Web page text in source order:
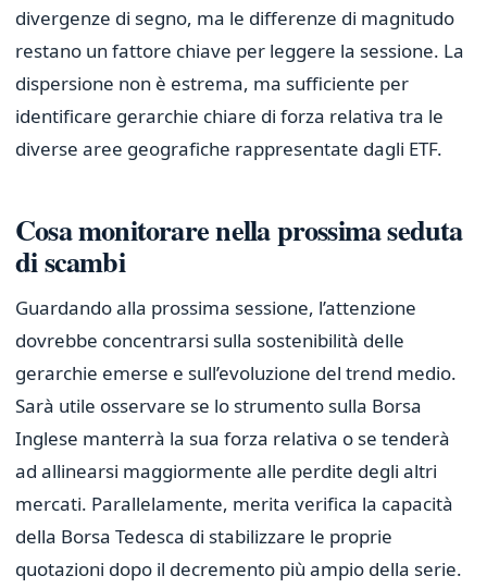
divergenze di segno, ma le differenze di magnitudo
restano un fattore chiave per leggere la sessione. La
dispersione non è estrema, ma sufficiente per
identificare gerarchie chiare di forza relativa tra le
diverse aree geografiche rappresentate dagli ETF.
Cosa monitorare nella prossima seduta
di scambi
Guardando alla prossima sessione, l’attenzione
dovrebbe concentrarsi sulla sostenibilità delle
gerarchie emerse e sull’evoluzione del trend medio.
Sarà utile osservare se lo strumento sulla Borsa
Inglese manterrà la sua forza relativa o se tenderà
ad allinearsi maggiormente alle perdite degli altri
mercati. Parallelamente, merita verifica la capacità
della Borsa Tedesca di stabilizzare le proprie
quotazioni dopo il decremento più ampio della serie.